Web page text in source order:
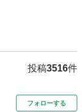
投稿3516件
フォローする